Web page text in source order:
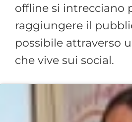
offline si intrecciano
raggiungere il
possibile attraverso
che vive sui social.